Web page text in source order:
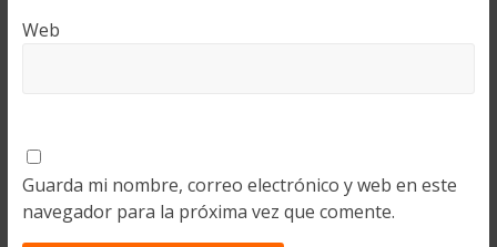
Web
Guarda mi nombre, correo electrónico y web en este
navegador para la próxima vez que comente.